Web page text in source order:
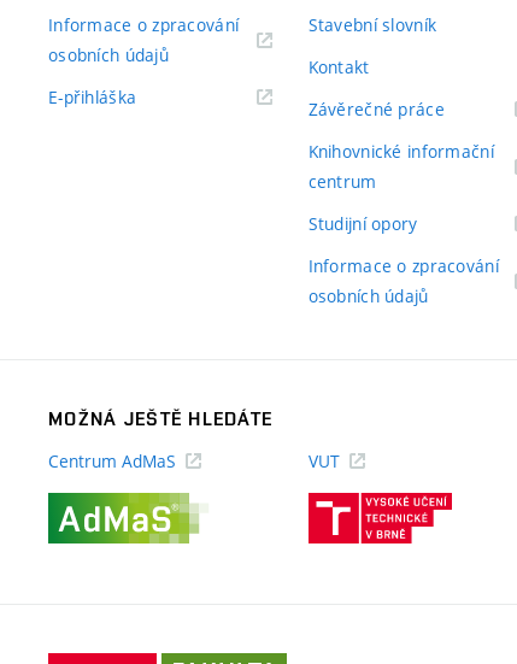
Informace o zpracování
osobních údajů(externí
E-přihláška
Stavební slovník
Kontakt
Závěrečné práce(externí
Knihovnické informační
centrum
Studijní opory(externí
Informace o zpracování
osobních údajů(externí
MOŽNÁ JEŠTĚ HLEDÁTE
Centrum AdMaS
VUT
(externí